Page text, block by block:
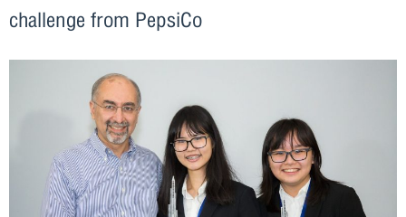
challenge from PepsiCo